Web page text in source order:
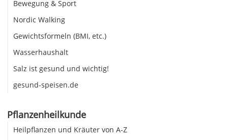
Bewegung & Sport
Nordic Walking
Gewichtsformeln (BMI, etc.)
Wasserhaushalt
Salz ist gesund und wichtig!
gesund-speisen.de
Pflanzenheilkunde
Heilpflanzen und Kräuter von A-Z